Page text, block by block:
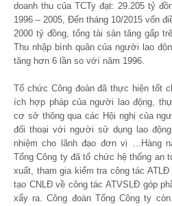
doanh thu của TCTy đạt: 29.205 tỷ
1996 – 2005, Đến tháng 10/2015 vốn
2000 tỷ đồng, tổng tài sản tăng gấp
Thu nhập bình quân của người lao
tăng hơn 6 lần so vớí năm 1996.
Tổ chức Công đoàn đã thực hiện tốt
ích hợp pháp của người lao động,
cơ sở thông qua các Hội nghị của
đối thoại với người sử dụng lao
nhiệm cho lãnh đạo đơn vị …Hàng
Tổng Công ty đã tổ chức hệ thống an
xuất, tham gia kiểm tra công tác
tạo CNLĐ về công tác ATVSLĐ góp
xẩy ra. Công đoàn Tổng Công ty